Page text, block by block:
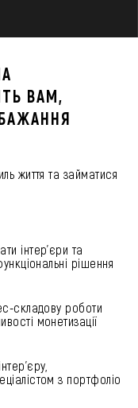
ВАМ,
життя та займатися
інтер’єри та
рішення
складову роботи
монетизації
з портфоліо